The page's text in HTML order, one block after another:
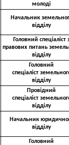
молоді
Начальник
відділу
Головний спеціаліст
правових питань
відділу
Головний
спеціаліст
відділу
Провідний
спеціаліст
відділу
Начальник
відділу
Головний